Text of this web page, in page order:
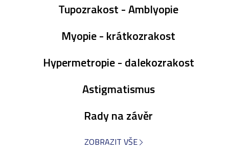
Tupozrakost - Amblyopie
Myopie - krátkozrakost
Hypermetropie - dalekozrakost
Astigmatismus
Rady na závěr
ZOBRAZIT VŠE